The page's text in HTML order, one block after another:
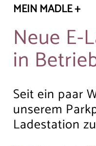
Gastronomie
Events &
Senioren-
Über uns
Karriere &
MEIN MADLE +
Neue E-
in
Seit ein paar
unserem
Ladestation